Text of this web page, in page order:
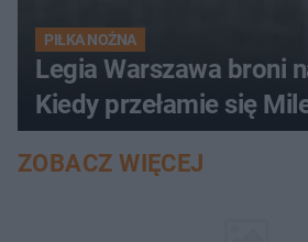
PIŁKA NOŻNA
Legia Warszawa broni
Kiedy przełamie się
ZOBACZ WIĘCEJ